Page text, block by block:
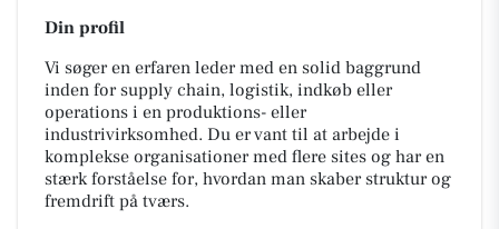
Din profil
Vi søger en erfaren leder med en solid baggrund
inden for supply chain, logistik, indkøb eller
operations i en produktions- eller
industrivirksomhed. Du er vant til at arbejde i
komplekse organisationer med flere sites og har en
stærk forståelse for, hvordan man skaber struktur og
fremdrift på tværs.